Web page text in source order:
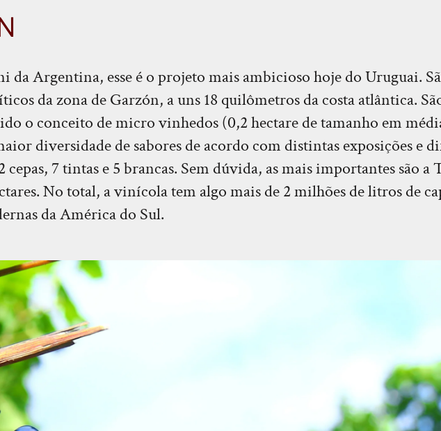
Argentina, esse é o projeto mais ambicioso hoje do Uruguai.
da zona de Garzón, a uns 18 quilômetros da costa atlântica.
o conceito de micro vinhedos (0,2 hectare de tamanho em
diversidade de sabores de acordo com distintas exposições e
7 tintas e 5 brancas. Sem dúvida, as mais importantes são a
No total, a vinícola tem algo mais de 2 milhões de litros de
da América do Sul.